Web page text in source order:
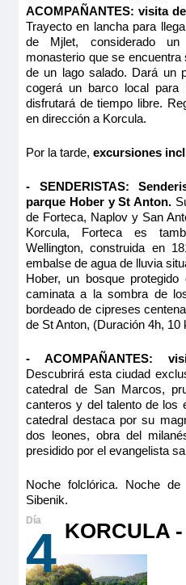
ACOMPAÑANTES: visita
Trayecto en lancha para
de Mjlet, considerado
monasterio que se
de un lago salado. Dará un
cogerá un barco local para
disfrutará de tiempo libre.
en dirección a Korcula.
Por la tarde, excursiones
- SENDERISTAS:
parque Hober y St Anton.
de Forteca, Naplov y San
Korcula, Forteca es
Wellington, construida en
embalse de agua de lluvia
Hober, un bosque
caminata a la sombra de
bordeado de cipreses
de St Anton, (Duración 4h,
- ACOMPAÑANTES:
Descubrirá esta ciudad
catedral de San Marcos,
canteros y del talento de los
catedral destaca por su
dos leones, obra del
presidido por el evangelista
Noche folclórica. Noche
Sibenik.
4 KORCULA